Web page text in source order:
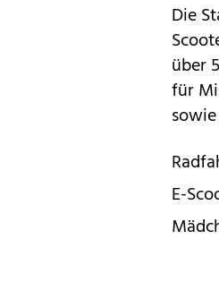
Die
über
für
E-